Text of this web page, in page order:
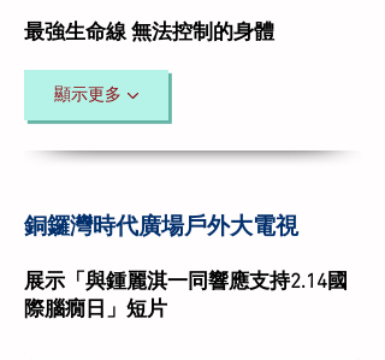
最強生命線 無法控制的身體
顯示更多
銅鑼灣時代廣場戶外大電視
展示「與鍾麗淇一同響應支持2.14國
際腦癇日」短片